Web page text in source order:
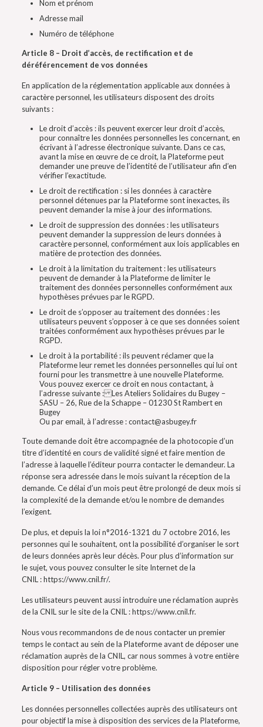
Nom et prénom
Adresse mail
Numéro de téléphone
Article 8 – Droit d’accès, de rectification et de
déréférencement de vos données
En application de la réglementation applicable aux données à
caractère personnel, les utilisateurs disposent des droits
suivants :
Le droit d’accès : ils peuvent exercer leur droit d’accès,
pour connaître les données personnelles les concernant, en
écrivant à l’adresse électronique suivante. Dans ce cas,
avant la mise en œuvre de ce droit, la Plateforme peut
demander une preuve de l’identité de l’utilisateur afin d’en
vérifier l’exactitude.
Le droit de rectification : si les données à caractère
personnel détenues par la Plateforme sont inexactes, ils
peuvent demander la mise à jour des informations.
Le droit de suppression des données : les utilisateurs
peuvent demander la suppression de leurs données à
caractère personnel, conformément aux lois applicables en
matière de protection des données.
Le droit à la limitation du traitement : les utilisateurs
peuvent de demander à la Plateforme de limiter le
traitement des données personnelles conformément aux
hypothèses prévues par le RGPD.
Le droit de s’opposer au traitement des données : les
utilisateurs peuvent s’opposer à ce que ses données soient
traitées conformément aux hypothèses prévues par le
RGPD.
Le droit à la portabilité : ils peuvent réclamer que la
Plateforme leur remet les données personnelles qui lui ont
fourni pour les transmettre à une nouvelle Plateforme.
Vous pouvez exercer ce droit en nous contactant, à
l’adresse suivante : Les Ateliers Solidaires du Bugey –
SASU – 26, Rue de la Schappe – 01230 St Rambert en
Bugey
Ou par email, à l’adresse : contact@asbugey.fr
Toute demande doit être accompagnée de la photocopie d’un
titre d’identité en cours de validité signé et faire mention de
l’adresse à laquelle l’éditeur pourra contacter le demandeur. La
réponse sera adressée dans le mois suivant la réception de la
demande. Ce délai d’un mois peut être prolongé de deux mois si
la complexité de la demande et/ou le nombre de demandes
l’exigent.
De plus, et depuis la loi n°2016-1321 du 7 octobre 2016, les
personnes qui le souhaitent, ont la possibilité d’organiser le sort
de leurs données après leur décès. Pour plus d’information sur
le sujet, vous pouvez consulter le site Internet de la
CNIL : https://www.cnil.fr/.
Les utilisateurs peuvent aussi introduire une réclamation auprès
de la CNIL sur le site de la CNIL : https://www.cnil.fr.
Nous vous recommandons de de nous contacter un premier
temps le contact au sein de la Plateforme avant de déposer une
réclamation auprès de la CNIL, car nous sommes à votre entière
disposition pour régler votre problème.
Article 9 – Utilisation des données
Les données personnelles collectées auprès des utilisateurs ont
pour objectif la mise à disposition des services de la Plateforme,